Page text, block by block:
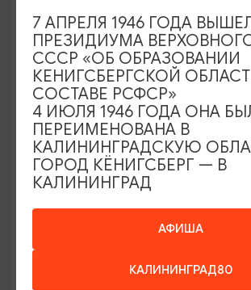
ВЫСТАВКИ
Оставленный багаж
Светлогорск, Арт-пространство
АФИША
КАЛИНИНГРАД80
7 АПРЕЛЯ 1946 ГОДА
ПРЕЗИДИУМА
СССР «ОБ ОБРАЗОВАНИИ
КЕНИГСБЕРГСКОЙ
СОСТАВЕ РСФСР»
4 ИЮЛЯ 1946 ГОДА ОНА
ПЕРЕИМЕНОВАНА В
КАЛИНИНГРАДСКУЮ
ГОРОД КЁНИГСБЕРГ — В
КАЛИНИНГРАД